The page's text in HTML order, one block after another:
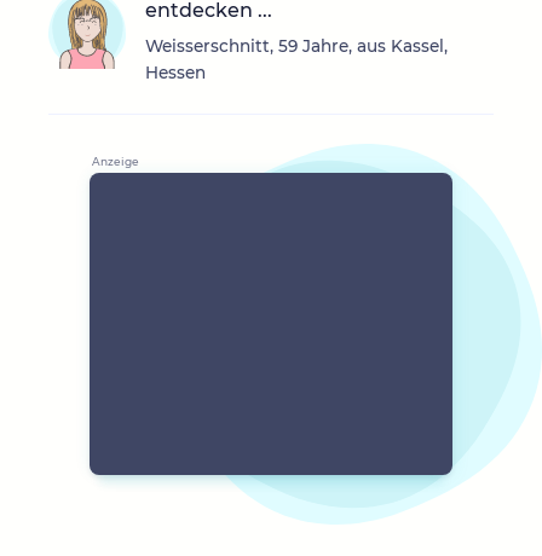
entdecken ...
Weisserschnitt, 59 Jahre, aus Kassel,
Hessen